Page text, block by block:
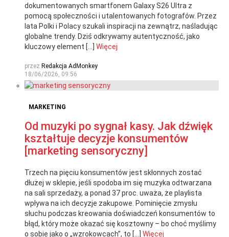
dokumentowanych smartfonem Galaxy S26 Ultra z
pomocą społeczności i utalentowanych fotografów. Przez
lata Polki i Polacy szukali inspiracji na zewnątrz, naśladując
globalne trendy. Dziś odkrywamy autentyczność, jako
kluczowy element […] Więcej
przez Redakcja AdMonkey
18/06/2026, 09:56
MARKETING
Od muzyki po sygnał kasy. Jak dźwięk
kształtuje decyzje konsumentów
[marketing sensoryczny]
Trzech na pięciu konsumentów jest skłonnych zostać
dłużej w sklepie, jeśli spodoba im się muzyka odtwarzana
na sali sprzedaży, a ponad 37 proc. uważa, że playlista
wpływa na ich decyzje zakupowe. Pominięcie zmysłu
słuchu podczas kreowania doświadczeń konsumentów to
błąd, który może okazać się kosztowny – bo choć myślimy
o sobie jako o „wzrokowcach”, to […] Więcej